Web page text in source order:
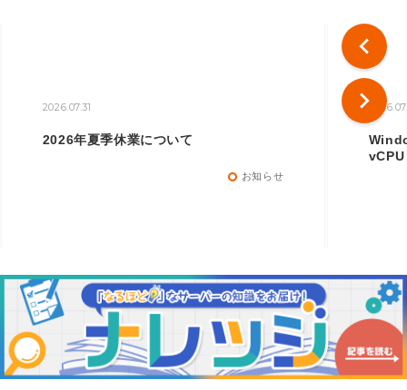
chevron_left
2026.07.31
2026年夏季休業について
trip_origin お知らせ
vCPU
chevron_right